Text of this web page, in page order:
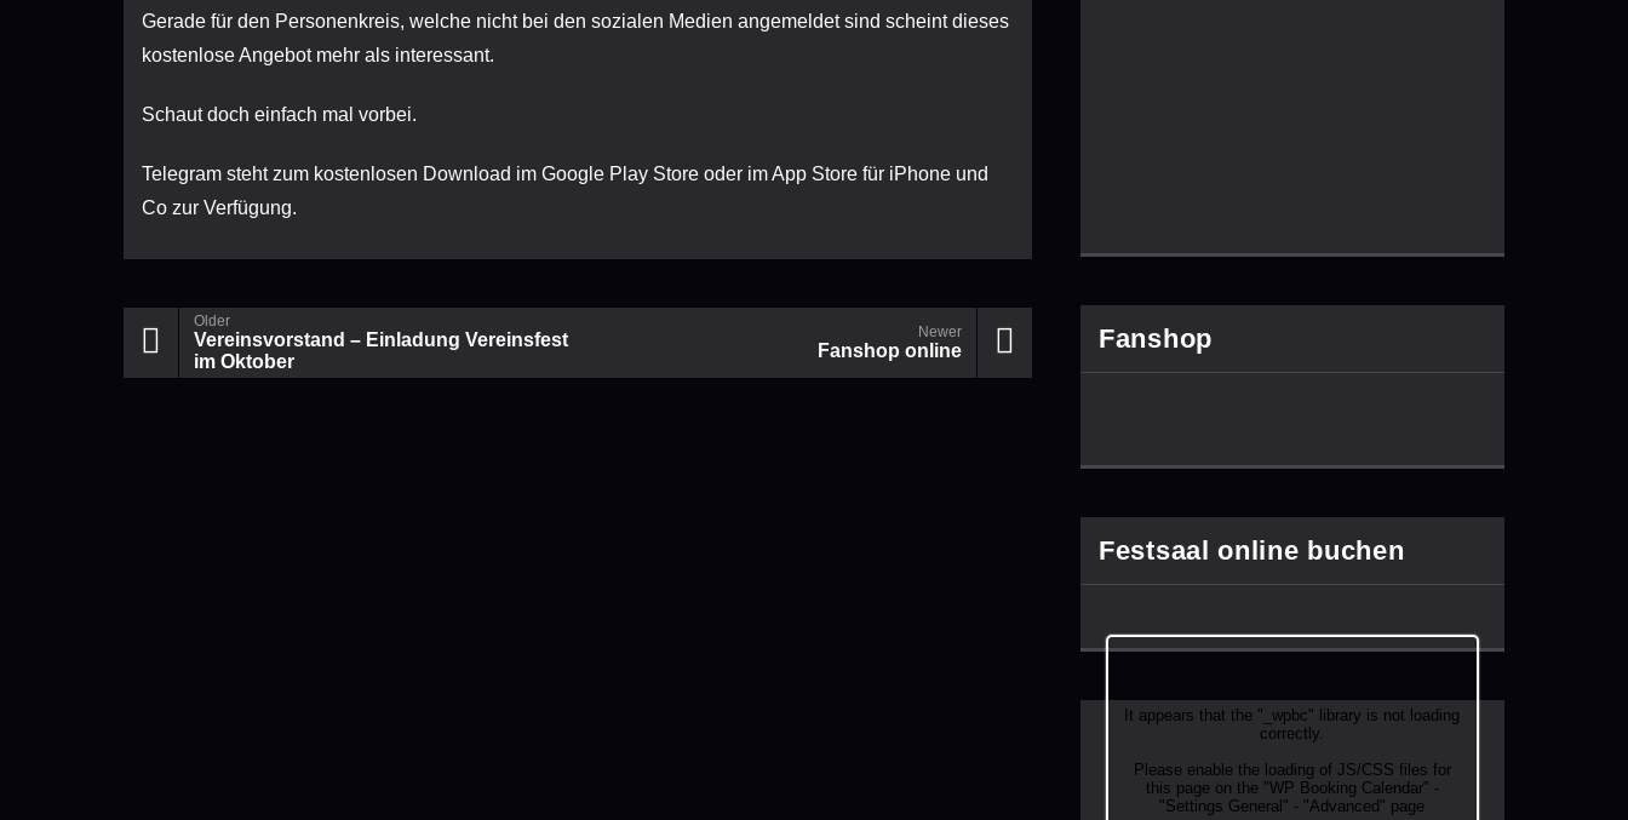
Gerade für den Personenkreis, welche nicht bei den sozialen Medien angemeldet sind scheint dieses
kostenlose Angebot mehr als interessant.
Schaut doch einfach mal vorbei.
Telegram steht zum kostenlosen Download im Google Play Store oder im App Store für iPhone und
Co zur Verfügung.
Older
Vereinsvorstand – Einladung Vereinsfest
im Oktober
Newer
Fanshop online Fanshop
Festsaal online buchen
It appears that the "_wpbc" library is not loading
correctly.
Please enable the loading of JS/CSS files for
this page on the "WP Booking Calendar" -
"Settings General" - "Advanced" page